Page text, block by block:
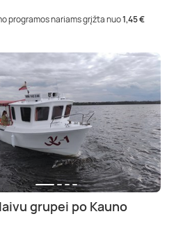
programos nariams grįžta nuo1,45 €
grupei po Kauno